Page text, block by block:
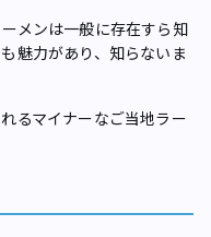
メンは一般に存在すら知
魅力があり、知らないま
るマイナーなご当地ラー